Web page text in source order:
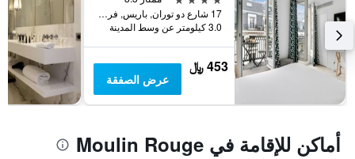
17 شارع دو توران, باريس, فرنسا
3.0 كيلومتر عن وسط المدينة
453 ﷼
عرض الصفقة
أماكن للإقامة في Moulin Rouge